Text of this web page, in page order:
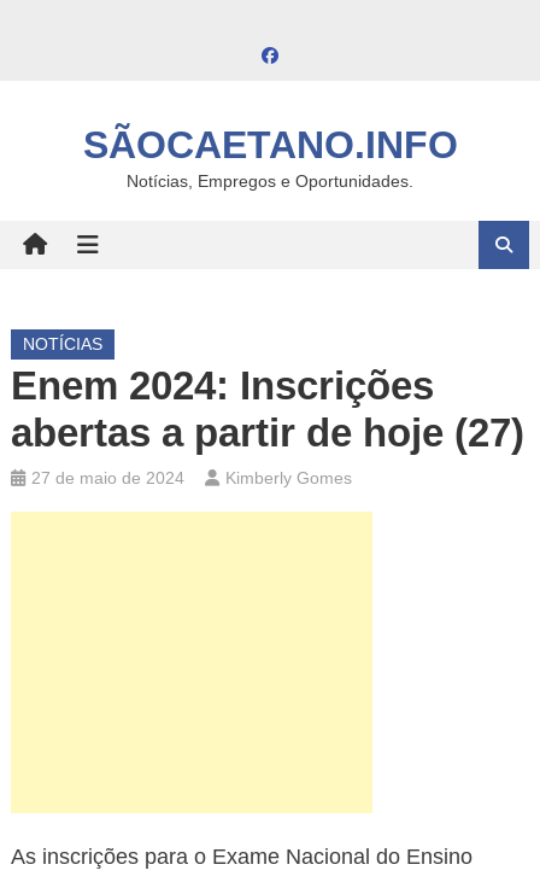
SÃOCAETANO.INFO
Notícias, Empregos e Oportunidades.
NOTÍCIAS
Enem 2024: Inscrições
abertas a partir de hoje (27)
27 de maio de 2024 Kimberly Gomes
As inscrições para o Exame Nacional do Ensino